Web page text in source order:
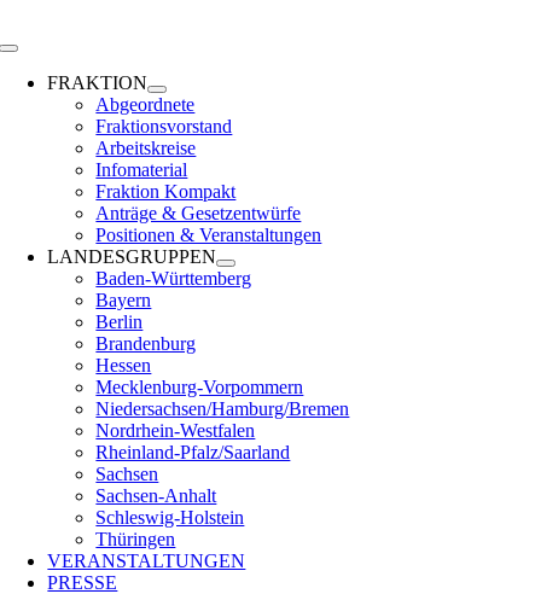
Inhalt
Toggle
NavigationFRAKTION
Abgeordnete
Fraktionsvorstand
Arbeitskreise
Infomaterial
Fraktion Kompakt
Anträge & Gesetzentwürfe
Positionen & Veranstaltungen
LANDESGRUPPEN
Baden-Württemberg
Bayern
Berlin
Brandenburg
Hessen
Mecklenburg-Vorpommern
Niedersachsen/Hamburg/Bremen
Nordrhein-Westfalen
Rheinland-Pfalz/Saarland
Sachsen
Sachsen-Anhalt
Schleswig-Holstein
Thüringen
VERANSTALTUNGEN
PRESSE